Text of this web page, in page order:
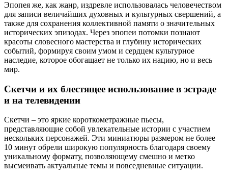
Эпопея же, как жанр, издревле использовалась человечеством
для записи величайших духовных и культурных свершений, а
также для сохранения коллективной памяти о значительных
исторических эпизодах. Через эпопеи потомки познают
красоты словесного мастерства и глубину исторических
событий, формируя своим умом и сердцем культурное
наследие, которое обогащает не только их нацию, но и весь
мир.
Скетчи и их блестящее использование в эстраде
и на телевидении
Скетчи – это яркие короткометражные пьесы,
представляющие собой увлекательные истории с участием
нескольких персонажей. Эти миниатюры размером не более
10 минут обрели широкую популярность благодаря своему
уникальному формату, позволяющему смешно и метко
высмеивать актуальные темы и повседневные ситуации.